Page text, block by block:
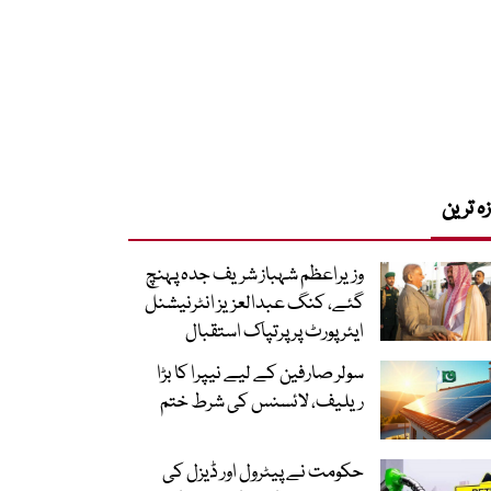
ترین
وزیراعظم شہباز شریف جدہ پہنچ
گئے، کنگ عبدالعزیز انٹرنیشنل
ایئر پورٹ پر پرتپاک استقبال
سولر صارفین کے لیے نیپرا کا بڑا
ریلیف، لائسنس کی شرط ختم
حکومت نے پیٹرول اور ڈیزل کی